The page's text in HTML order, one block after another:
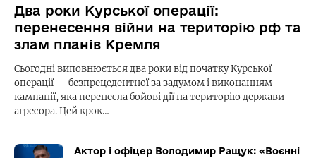
Два роки Курської операції:
перенесення війни на територію рф та
злам планів Кремля
Сьогодні виповнюється два роки від початку Курської
операції — безпрецедентної за задумом і виконанням
кампанії, яка перенесла бойові дії на територію держави-
агресора. Цей крок…
Актор і офіцер Володимир Ращук: «Воєнні